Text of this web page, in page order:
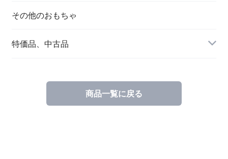
その他のおもちゃ
特価品、中古品
商品一覧に戻る